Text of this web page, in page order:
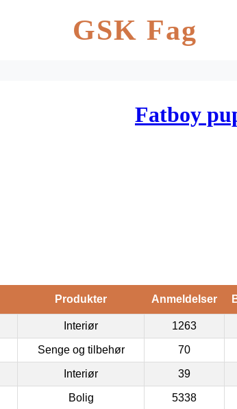
GSK Fag
Fatboy
Produkter Anmeldelser
Interiør 1263
Senge og tilbehør 70
Interiør 39
Bolig 5338